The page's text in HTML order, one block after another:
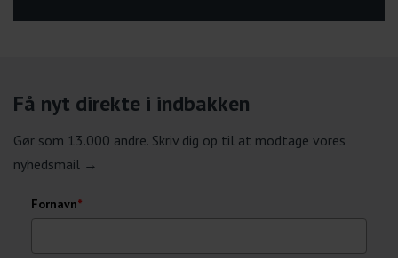
Få nyt direkte i indbakken
Gør som 13.000 andre. Skriv dig op til at modtage vores
nyhedsmail →
Fornavn*